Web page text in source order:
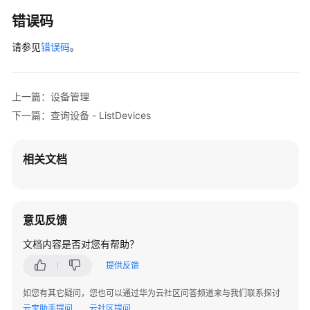
错误码
请参见错误码。
上一篇：设备管理
下一篇：查询设备 - ListDevices
相关文档
意见反馈
文档内容是否对您有帮助？
提供反馈
如您有其它疑问，您也可以通过华为云社区问答频道来与我们联系探讨